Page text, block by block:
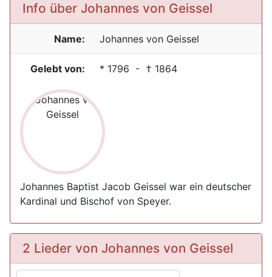
Info über Johannes von Geissel
Name: Johannes von Geissel
Gelebt von: * 1796 - † 1864
Johannes Baptist Jacob Geissel war ein deutscher
Kardinal und Bischof von Speyer.
2 Lieder von Johannes von Geissel